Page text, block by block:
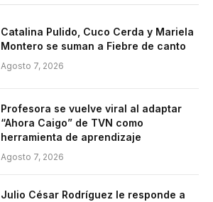
Catalina Pulido, Cuco Cerda y Mariela
Montero se suman a Fiebre de canto
Agosto 7, 2026
Profesora se vuelve viral al adaptar
“Ahora Caigo” de TVN como
herramienta de aprendizaje
Agosto 7, 2026
Julio César Rodríguez le responde a